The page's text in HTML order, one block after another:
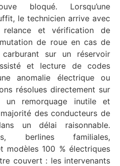
bloqué. Lorsqu’une
le technicien arrive avec
relance et vérification de
de roue en cas de
sur un réservoir
et lecture de codes
anomalie électrique ou
résolues directement sur
un remorquage inutile et
des conducteurs de
un délai raisonnable.
berlines familiales,
modèles 100 % électriques
couvert : les intervenants